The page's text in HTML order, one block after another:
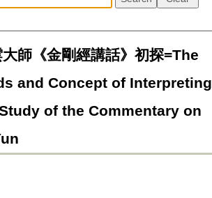
師《金剛經講話》初探=The
and Concept of Interpreting
of the Commentary on